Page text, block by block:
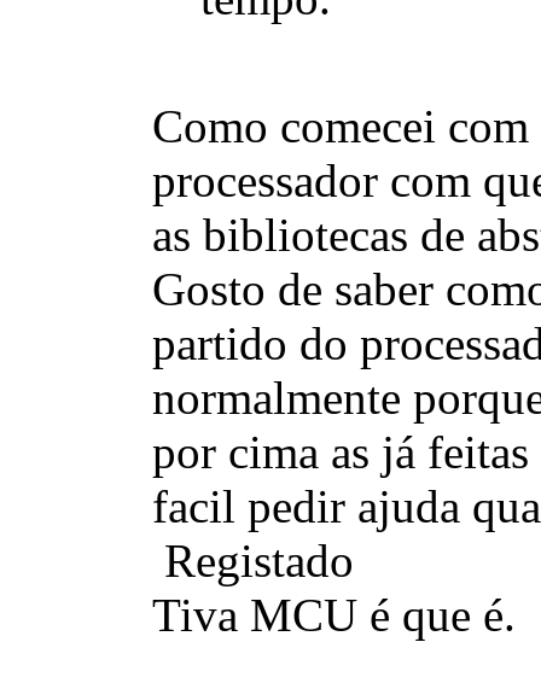
Como comecei
processador com
as bibliotecas de
Gosto de saber
partido do
normalmente
por cima as já feitas
facil pedir ajuda
Registado
Tiva MCU é que é.